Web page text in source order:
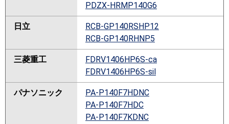
PDZX-HRMP140G6
日立
RCB-GP140RSHP12
RCB-GP140RHNP5
三菱重工
FDRV1406HP6S-ca
FDRV1406HP6S-sil
パナソニック
PA-P140F7HDNC
PA-P140F7HDC
PA-P140F7KDNC